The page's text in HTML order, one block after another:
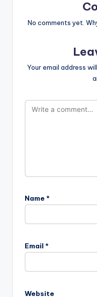
No comments yet.
Your email address
Name *
Email *
Website